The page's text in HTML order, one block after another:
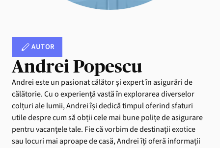
AUTOR
Andrei Popescu
Andrei este un pasionat călător și expert în asigurări de
călătorie. Cu o experiență vastă în explorarea diverselor
colțuri ale lumii, Andrei își dedică timpul oferind sfaturi
utile despre cum să obții cele mai bune polițe de asigurare
pentru vacanțele tale. Fie că vorbim de destinații exotice
sau locuri mai aproape de casă, Andrei îți oferă informații